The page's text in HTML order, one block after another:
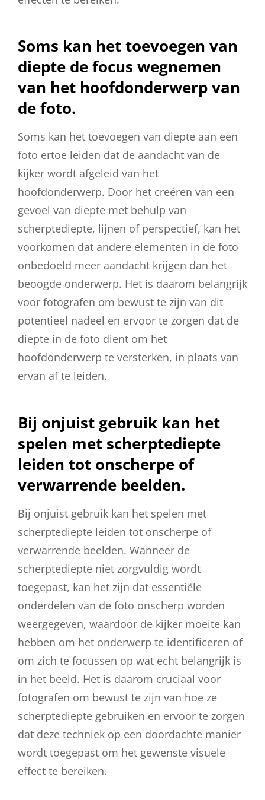
Soms kan het toevoegen van
diepte de focus wegnemen
van het hoofdonderwerp van
de foto.
Soms kan het toevoegen van diepte aan een
foto ertoe leiden dat de aandacht van de
kijker wordt afgeleid van het
hoofdonderwerp. Door het creëren van een
gevoel van diepte met behulp van
scherptediepte, lijnen of perspectief, kan het
voorkomen dat andere elementen in de foto
onbedoeld meer aandacht krijgen dan het
beoogde onderwerp. Het is daarom belangrijk
voor fotografen om bewust te zijn van dit
potentieel nadeel en ervoor te zorgen dat de
diepte in de foto dient om het
hoofdonderwerp te versterken, in plaats van
ervan af te leiden.
Bij onjuist gebruik kan het
spelen met scherptediepte
leiden tot onscherpe of
verwarrende beelden.
Bij onjuist gebruik kan het spelen met
scherptediepte leiden tot onscherpe of
verwarrende beelden. Wanneer de
scherptediepte niet zorgvuldig wordt
toegepast, kan het zijn dat essentiële
onderdelen van de foto onscherp worden
weergegeven, waardoor de kijker moeite kan
hebben om het onderwerp te identificeren of
om zich te focussen op wat echt belangrijk is
in het beeld. Het is daarom cruciaal voor
fotografen om bewust te zijn van hoe ze
scherptediepte gebruiken en ervoor te zorgen
dat deze techniek op een doordachte manier
wordt toegepast om het gewenste visuele
effect te bereiken.